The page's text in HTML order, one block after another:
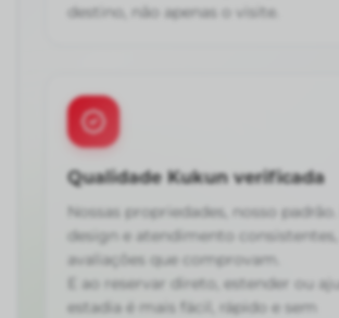
destino, não apenas o visite.
Qualidade Kukun verificada
Nossas propriedades, nosso
design e atendimento
avaliações que comprovam.
E ao reservar direto, estender ou
estadia é mais fácil, rápido e sem